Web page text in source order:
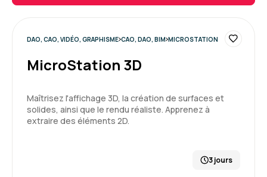
DAO, CAO, VIDÉO, GRAPHISME CAO, DAO, BIM MICROSTATION
MicroStation 3D
Maîtrisez l'affichage 3D, la création de surfaces et
solides, ainsi que le rendu réaliste. Apprenez à
extraire des éléments 2D.
3 jours